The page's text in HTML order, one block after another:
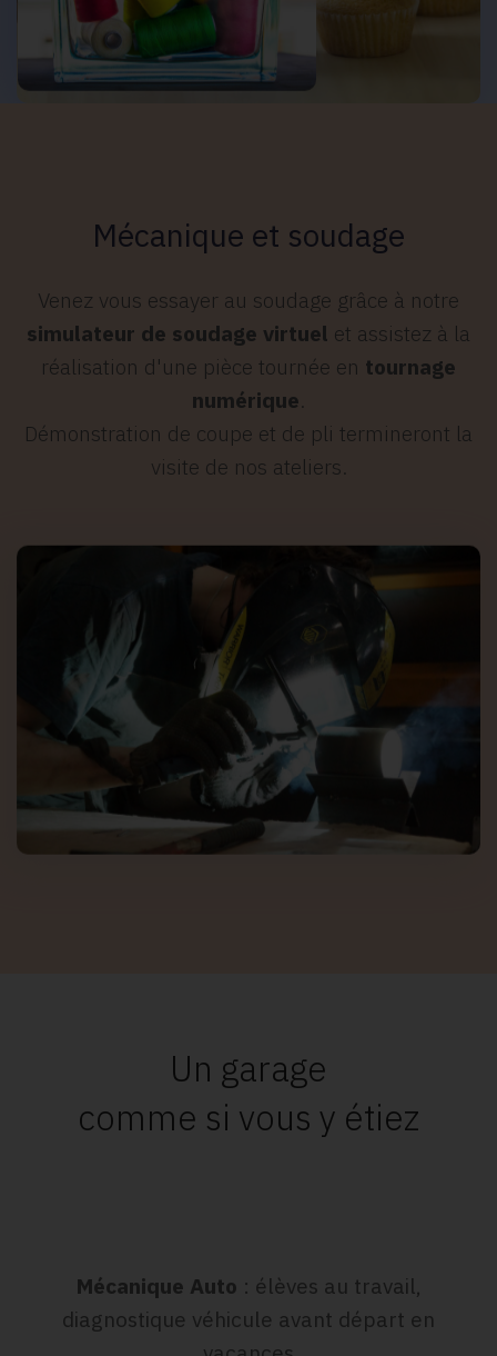
Mécanique et soudage
Venez vous essayer au soudage grâce à notre
simulateur de soudage virtuel et assistez à la
réalisation d'une pièce tournée en tournage
numérique
Démonstration de coupe et de pli termineront la
visite de nos ateliers.
Un garage
comme si vous y étiez
Mécanique Auto : élèves au travail,
diagnostique véhicule avant départ en